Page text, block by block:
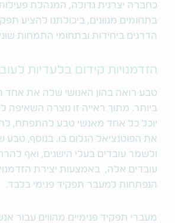
כחברה יצרנית גדולה, המנהלת
בתחומים מגוונים, ביכולתנו להציע
הדרגים ביחידות ובתחומי התמחות
הזדמנויות קידום בלעדיות
טבע רואה בהון האנושי שלה את אחד
ביותר. מתוך ראייה זו נוצרה השאיפה
יוכל כל אחד מאנשי טבע להתפתח,
את הפוטנציאל הגלום בו. בנוסף, טבע
ולשמר עובדים בעלי הישגים, ואף
עובדים אלה, באמצעות יצירת
הנפתחות למעבר תפקיד פנימי בלבד.
מעברי תפקיד פנימיים מהווים עבור